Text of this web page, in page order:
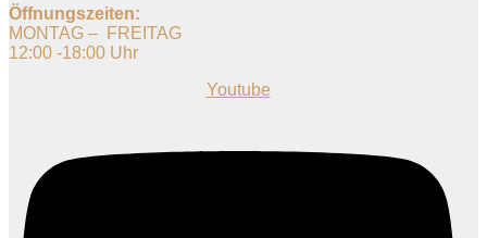
Öffnungszeiten:
MONTAG – FREITAG
12:00 -18:00 Uhr
Youtube